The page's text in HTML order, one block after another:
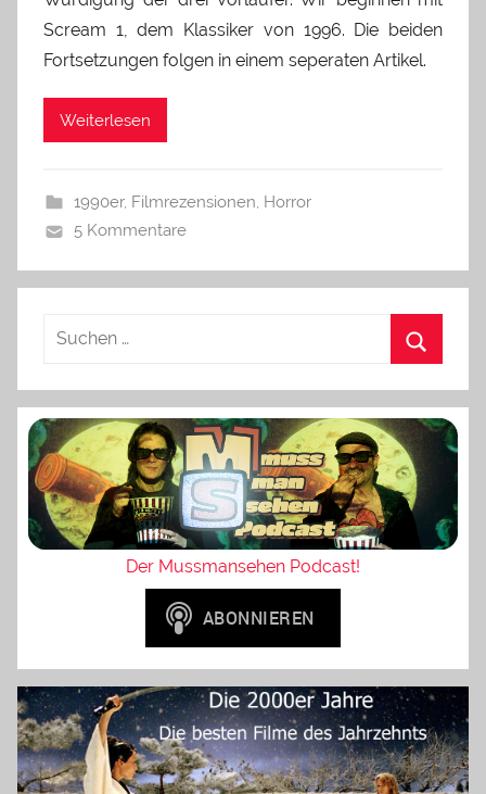
Scream 1, dem Klassiker von 1996. Die beiden
Fortsetzungen folgen in einem seperaten Artikel.
Weiterlesen
1990er, Filmrezensionen, Horror
5 Kommentare
Der Mussmansehen Podcast!